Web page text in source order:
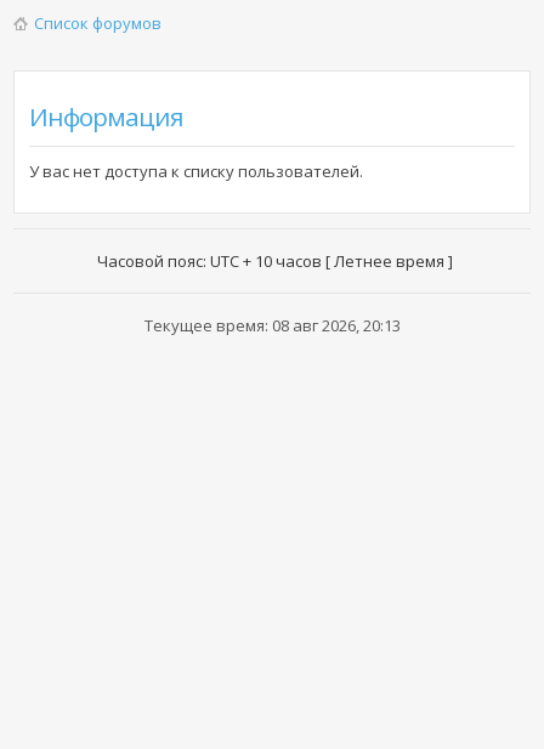
Список форумов
Информация
У вас нет доступа к списку пользователей.
Часовой пояс: UTC + 10 часов [ Летнее время ]
Текущее время: 08 авг 2026, 20:13